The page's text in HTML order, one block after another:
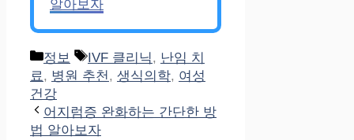
알아보자
Categories
정보 Tags
IVF 클리닉, 난임 치
료, 병원 추천, 생식의학, 여성
건강
어지럼증 완화하는 간단한 방
법 알아보자